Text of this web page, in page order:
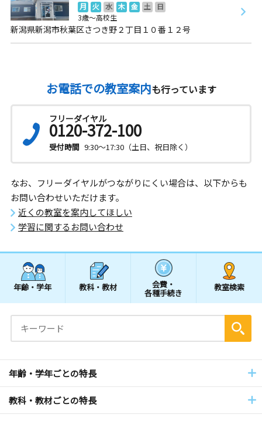
月 火 水 木 金 土
日
3歳～高校生
新潟県新潟市秋葉区さつき野２丁目１０番１２号
お電話での教室案内も行っています
フリーダイヤル
0120-372-100
受付時間 9:30～17:30（土日、祝日除く）
なお、フリーダイヤルがつながりにくい場合は、以下からも
お問い合わせいただけます。
近くの教室を案内してほしい
学習に関するお問い合わせ
年齢・学年 教科・教材 会費・
各種手続き
教室検索
年齢・学年ごとの特長
教科・教材ごとの特長